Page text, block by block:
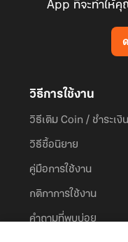
App ที่จะทำให้
วิธีการใช้งาน
วิธีเติม Coin / ชำระเงิน
วิธีซื้อนิยาย
คู่มือการใช้งาน
กติกาการใช้งาน
คำถามที่พบบ่อย